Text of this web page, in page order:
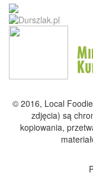
© 2016, Local
zdjęcia) są
kopiowania,